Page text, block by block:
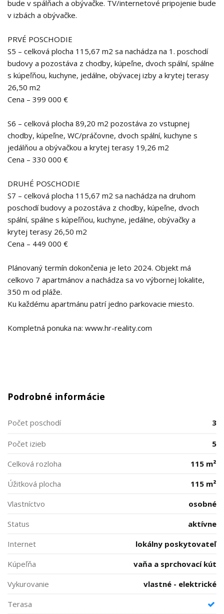
bude v spálňach a obývačke. TV/internetové pripojenie bude
v izbách a obývačke.
PRVÉ POSCHODIE
S5 – celková plocha 115,67 m2 sa nachádza na 1. poschodí
budovy a pozostáva z chodby, kúpeľne, dvoch spální, spálne
s kúpeľňou, kuchyne, jedálne, obývacej izby a krytej terasy
26,50 m2
Cena – 399 000 €
S6 – celková plocha 89,20 m2 pozostáva zo vstupnej
chodby, kúpeľne, WC/práčovne, dvoch spální, kuchyne s
jedálňou a obývačkou a krytej terasy 19,26 m2
Cena – 330 000 €
DRUHÉ POSCHODIE
S7 – celková plocha 115,67 m2 sa nachádza na druhom
poschodí budovy a pozostáva z chodby, kúpeľne, dvoch
spální, spálne s kúpeľňou, kuchyne, jedálne, obývačky a
krytej terasy 26,50 m2
Cena – 449 000 €
Plánovaný termín dokončenia je leto 2024. Objekt má
celkovo 7 apartmánov a nachádza sa vo výbornej lokalite,
350 m od pláže.
Ku každému apartmánu patrí jedno parkovacie miesto.
Kompletná ponuka na: www.hr-reality.com
Podrobné informácie
Počet poschodí 3
Počet izieb
5
Celková rozloha
115 m²
Úžitková plocha
115 m²
Vlastníctvo
osobné
Status
aktívne
Internet
lokálny poskytovateľ
Kúpeľňa
vaňa a sprchovací kút
Vykurovanie
vlastné - elektrické
Terasa